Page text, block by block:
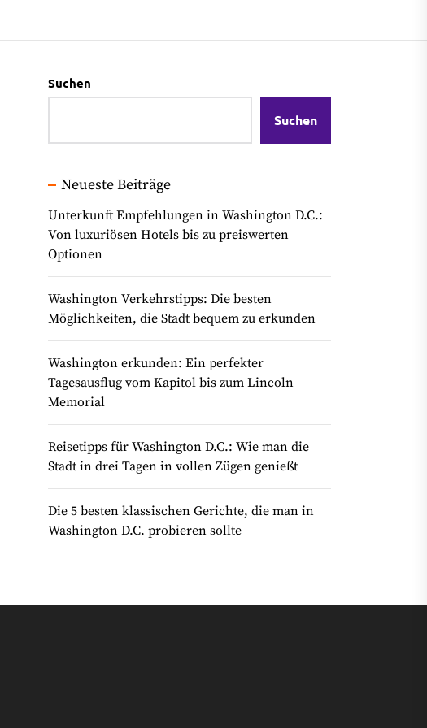
Suchen
Suchen
Neueste Beiträge
Unterkunft Empfehlungen in Washington D.C.:
Von luxuriösen Hotels bis zu preiswerten
Optionen
Washington Verkehrstipps: Die besten
Möglichkeiten, die Stadt bequem zu erkunden
Washington erkunden: Ein perfekter
Tagesausflug vom Kapitol bis zum Lincoln
Memorial
Reisetipps für Washington D.C.: Wie man die
Stadt in drei Tagen in vollen Zügen genießt
Die 5 besten klassischen Gerichte, die man in
Washington D.C. probieren sollte